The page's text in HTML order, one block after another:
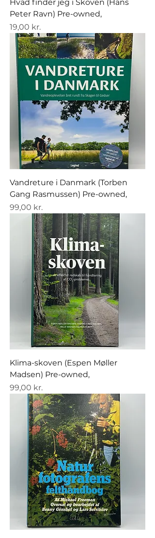
Hvad finder jeg i Skoven (Hans
Peter Ravn) Pre-owned,
Pris
19,00 kr.
Vandreture i Danmark (Torben
Gang Rasmussen) Pre-owned,
Pris
99,00 kr.
Klima-skoven (Espen Møller
Madsen) Pre-owned,
Pris
99,00 kr.